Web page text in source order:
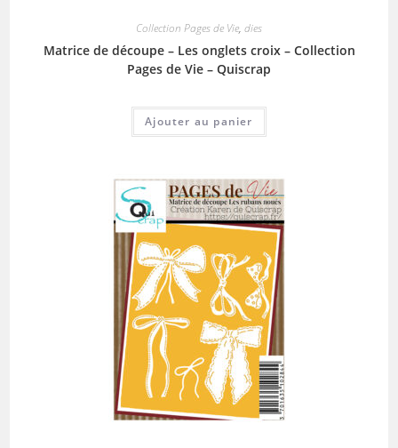
Collection Pages de Vie, dies
Matrice de découpe – Les onglets croix – Collection
Pages de Vie – Quiscrap
Ajouter au panier